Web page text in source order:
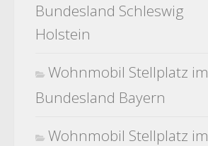
Bundesland Schleswig
Holstein
Wohnmobil Stellplatz im
Bundesland Bayern
Wohnmobil Stellplatz im